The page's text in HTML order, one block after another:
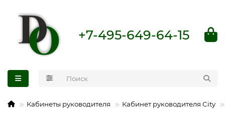
+7-495-649-64-15
Кабинеты руководителя Кабинет руководителя City